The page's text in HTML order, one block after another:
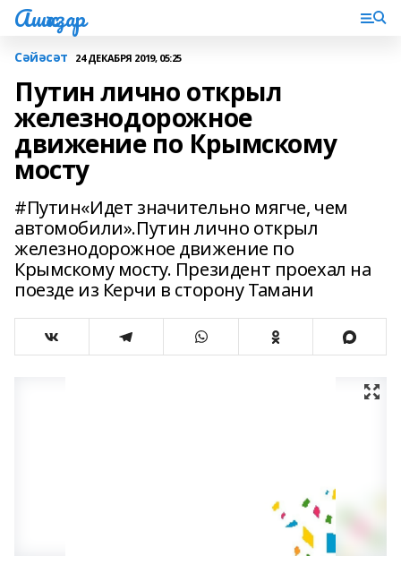
Ашҡаҙар
Сәйәсәт 24 ДЕКАБРЯ 2019, 05:25
Путин лично открыл
железнодорожное
движение по Крымскому
мосту
#Путин«Идет значительно мягче, чем
автомобили».Путин лично открыл
железнодорожное движение по
Крымскому мосту. Президент проехал на
поезде из Керчи в сторону Тамани